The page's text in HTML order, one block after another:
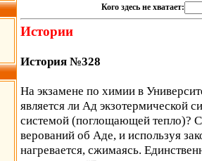
Кого здесь не хватает:
Истории
История №328
На экзамене по химии в
является ли Ад экзотермической
системой (поглощающей тепло)?
верований об Аде, и используя
нагревается, сжимаясь.